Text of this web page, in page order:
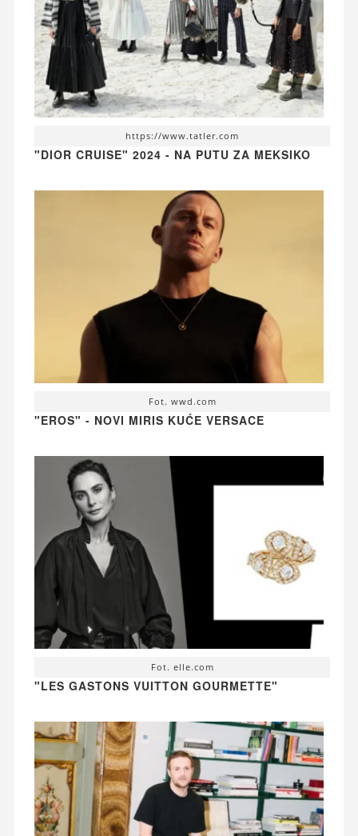
https://www.tatler.com
"DIOR CRUISE" 2024 - NA PUTU ZA MEKSIKO
Fot. wwd.com
"EROS" - NOVI MIRIS KUĆE VERSACE
Fot. elle.com
"LES GASTONS VUITTON GOURMETTE"